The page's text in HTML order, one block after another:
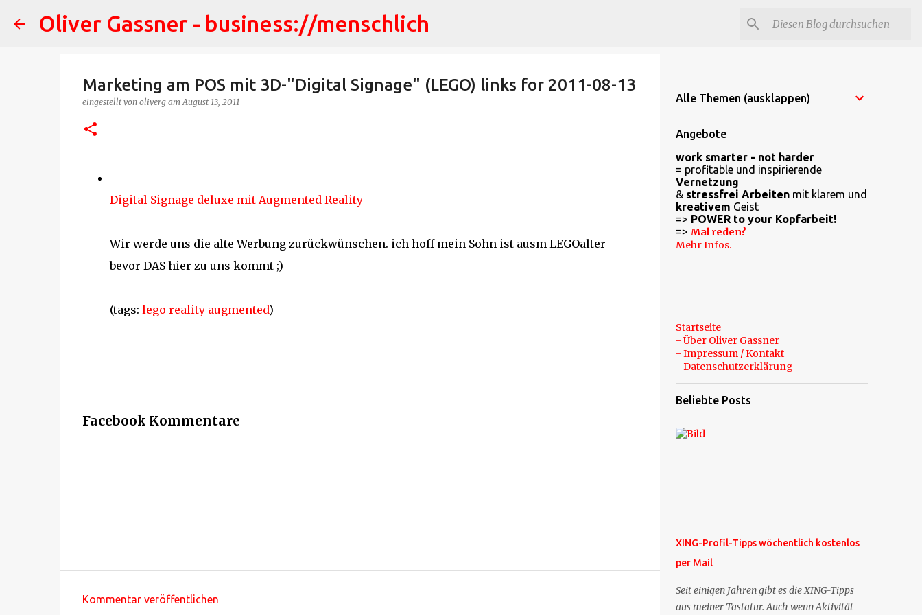
Direkt zum Hauptbereich
Oliver Gassner - business://menschlich
Marketing am POS mit 3D-"Digital Signage" (LEGO) links for 2011-08-13
eingestellt von oliverg amAugust 13, 2011
Digital Signage deluxe mit Augmented Reality
Wir werde uns die alte Werbung zurückwünschen. ich hoff mein Sohn ist ausm LEGOalter
bevor DAS hier zu uns kommt ;)
(tags: lego reality augmented)
Facebook Kommentare
Kommentar veröffentlichen
Alle Themen (ausklappen)
Angebote
work smarter - not harder
= profitable und inspirierende
Vernetzung
& stressfrei Arbeitenmit klarem und
kreativem Geist
=> POWER to your Kopfarbeit!
=> Mal reden?
Mehr Infos.
Startseite
- Über Oliver Gassner
- Impressum / Kontakt
- Datenschutzerklärung
Beliebte Posts
XING-Profil-Tipps wöchentlich kostenlos
per Mail
Seit einigen Jahren gibt es die XING-Tipps
aus meiner Tastatur. Auch wenn Aktivität